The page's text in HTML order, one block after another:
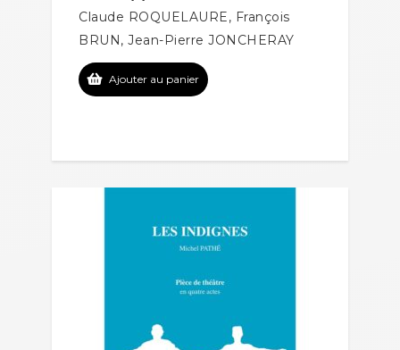
Claude ROQUELAURE, François
BRUN, Jean-Pierre JONCHERAY
Ajouter au panier